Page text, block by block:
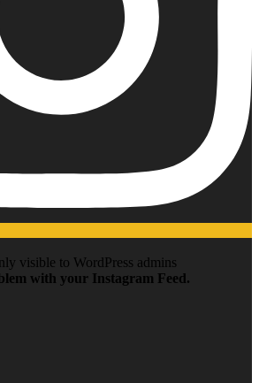
visible to WordPress admins
with your Instagram Feed.